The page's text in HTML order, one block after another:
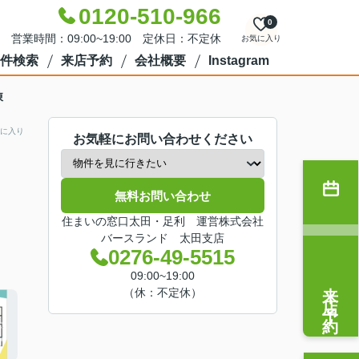
0120-510-966
営業時間：09:00~19:00 定休日：不定休 お気に入り
0
検索 来店予約 会社概要 Instagram
入り
お気軽にお問い合わせください
無料お問い合わせ
住まいの窓口太田・足利 運営株式会社
バースランド 太田支店
0276-49-5515
09:00~19:00
（休：不定休）
来店予約